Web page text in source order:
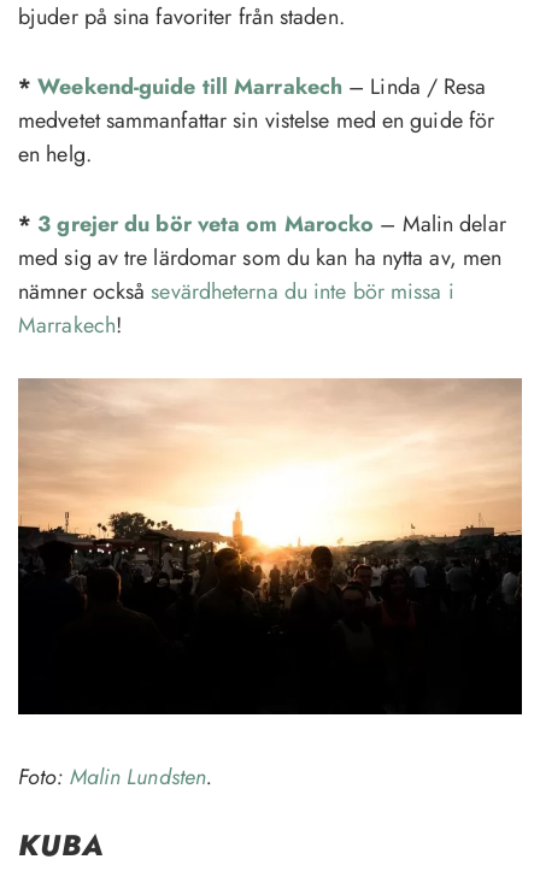
bjuder på sina favoriter från staden.
*Weekend-guide till Marrakech – Linda / Resa
medvetet sammanfattar sin vistelse med en guide för
en helg.
* 3 grejer du bör veta om Marocko – Malin delar
med sig av tre lärdomar som du kan ha nytta av, men
nämner ocksåsevärdheterna du inte bör missa i
Marrakech!
Foto: Malin Lundsten.
KUBA